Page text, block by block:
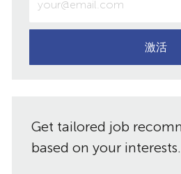
入
电
邮
（必
需）
激活
Get tailored job
based on your interests.